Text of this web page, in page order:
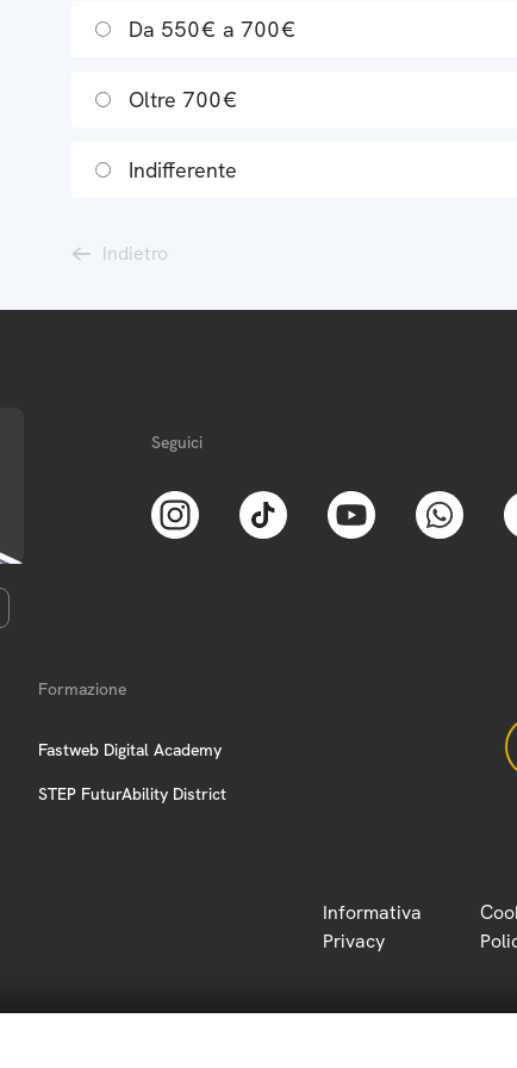
Da 550€ a 700€
Oltre 700€
Indifferente
Indietro
Seguici
Formazione
Fastweb Digital Academy
STEP FuturAbility District
Informativa
Privacy